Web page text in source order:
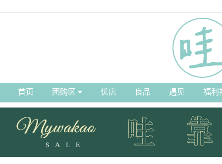
首页 团购区 优店 良品 遇见 福利